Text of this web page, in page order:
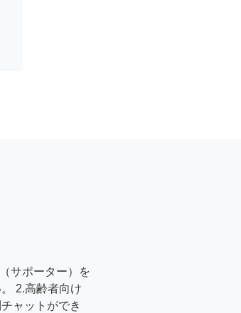
サポーター）を
2.高齢者向け
ャットができ